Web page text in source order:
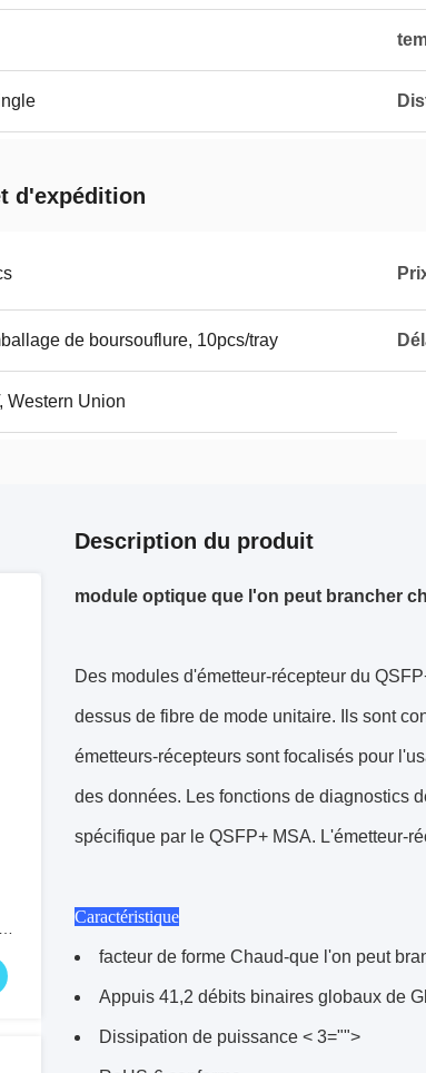
d'expédition
de boursouflure, 10pcs/tray
Western Union
Description du produit
module optique que l'on peut brancher
Des modules d'émetteur-récepteur du
dessus de fibre de mode unitaire. Ils sont
émetteurs-récepteurs sont focalisés pour
des données. Les fonctions de diagnostics
spécifique par le QSFP+ MSA. L'émetteur-
Caractéristique
facteur de forme Chaud-que l'on peut
Appuis 41,2 débits binaires globaux de
Dissipation de puissance < 3="">